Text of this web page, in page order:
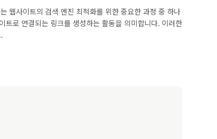
웹사이트의 검색 엔진 최적화를 위한 중요한 과정 중 하나
트로 연결되는 링크를 생성하는 활동을 의미합니다. 이러한